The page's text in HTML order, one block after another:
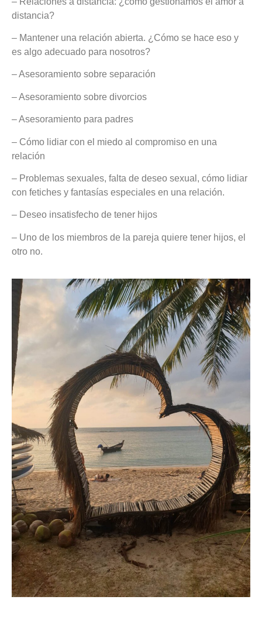
distancia?
– Mantener una relación abierta. ¿Cómo se hace eso y
es algo adecuado para nosotros?
– Asesoramiento sobre separación
– Asesoramiento sobre divorcios
– Asesoramiento para padres
– Cómo lidiar con el miedo al compromiso en una
relación
– Problemas sexuales, falta de deseo sexual, cómo lidiar
con fetiches y fantasías especiales en una relación.
– Deseo insatisfecho de tener hijos
– Uno de los miembros de la pareja quiere tener hijos, el
otro no.